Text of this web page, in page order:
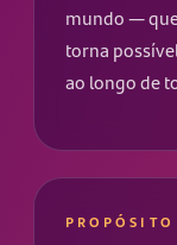
mundo —
torna
ao longo de
PROPÓSITO